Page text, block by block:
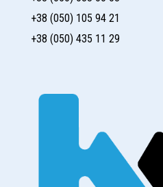
+38 (050) 105 94 21
+38 (050) 435 11 29